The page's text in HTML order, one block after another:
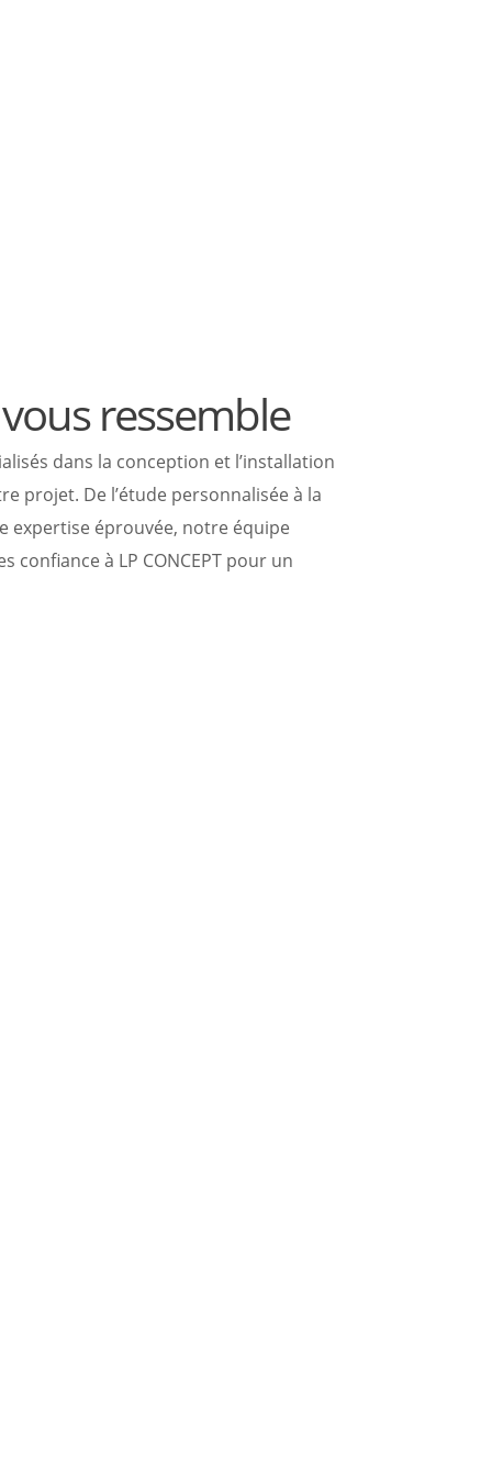
ressemble
dans la conception et l’installation
projet. De l’étude personnalisée à la
expertise éprouvée, notre équipe
à LP CONCEPT pour un